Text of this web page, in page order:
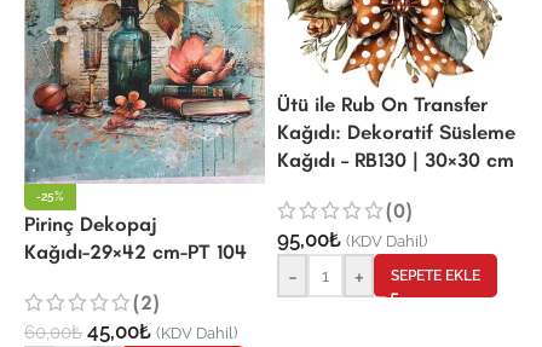
-25%
Pirinç Dekopaj
Kağıdı-29×42 cm-PT 104
(2)
60,00₺ 45,00₺ (KDV Dahil)
Ütü ile Rub On Transfer
Kağıdı: Dekoratif Süsleme
Kağıdı – RB130 | 30×30 cm
(0)
95,00₺ (KDV Dahil)
- + SEPETE EKLE